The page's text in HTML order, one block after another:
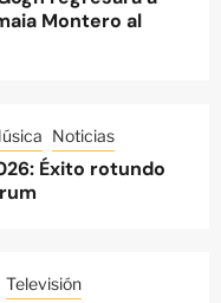
Montero al
Noticias
Éxito rotundo
Televisión